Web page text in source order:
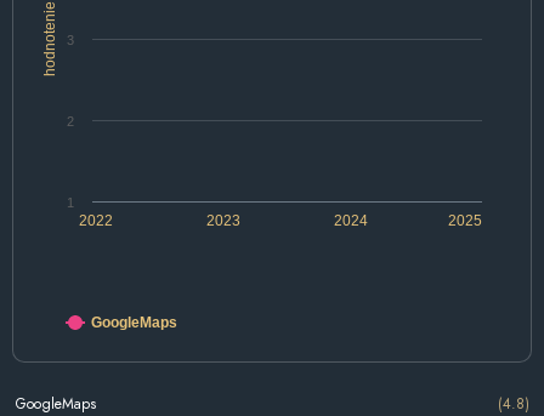
hodnotenie
2022 2024
2023 2025
1
2
3
GoogleMaps
GoogleMaps (4.8)